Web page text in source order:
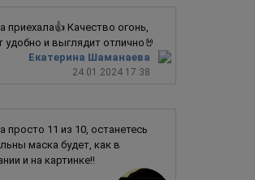
Екатерина Шаманаева
24.01.2024 17:38
приехала👍 Качество огонь,
удобно и выглядит отлично🤘
просто 11 из 10, останетесь
маска будет, как в
и на картинке!!